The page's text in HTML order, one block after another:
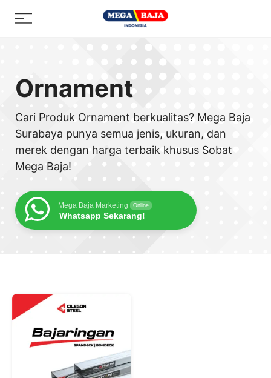
Menu
Ornament
Cari Produk Ornament berkualitas? Mega Baja
Surabaya punya semua jenis, ukuran, dan
merek dengan harga terbaik khusus Sobat
Mega Baja!
Mega Baja Marketing Online
Whatsapp Sekarang!